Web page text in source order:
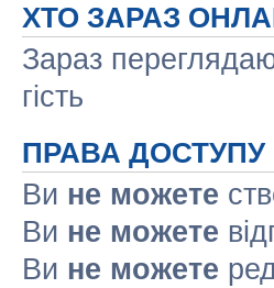
ХТО ЗАРАЗ
Зараз
гість
ПРАВА ДОСТУПУ
Ви не можете
Ви не можете
Ви не можете